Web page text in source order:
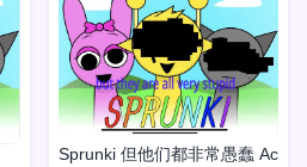
Sprunki 但他们都非常愚蠢 Ac